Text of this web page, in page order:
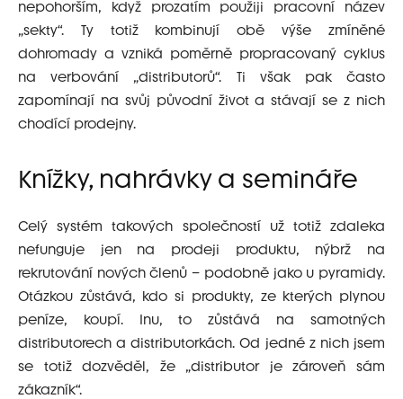
nepohorším, když prozatím použiji pracovní název
„sekty“. Ty totiž kombinují obě výše zmíněné
dohromady a vzniká poměrně propracovaný cyklus
na verbování „distributorů“. Ti však pak často
zapomínají na svůj původní život a stávají se z nich
chodící prodejny.
Knížky, nahrávky a semináře
Celý systém takových společností už totiž zdaleka
nefunguje jen na prodeji produktu, nýbrž na
rekrutování nových členů – podobně jako u pyramidy.
Otázkou zůstává, kdo si produkty, ze kterých plynou
peníze, koupí. Inu, to zůstává na samotných
distributorech a distributorkách. Od jedné z nich jsem
se totiž dozvěděl, že „distributor je zároveň sám
zákazník“.